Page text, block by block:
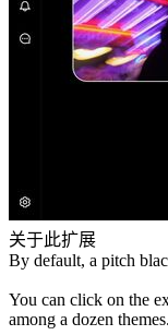
关于此扩展
By default, a pitch
You can click on the
among a dozen themes.